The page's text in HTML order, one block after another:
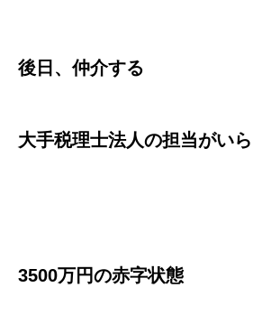
後日、仲介する
大手税理士法人の担当がい
3500万円の赤字状態